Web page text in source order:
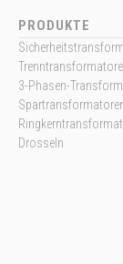
PRODUKTE
3-Phasen-
Drosseln